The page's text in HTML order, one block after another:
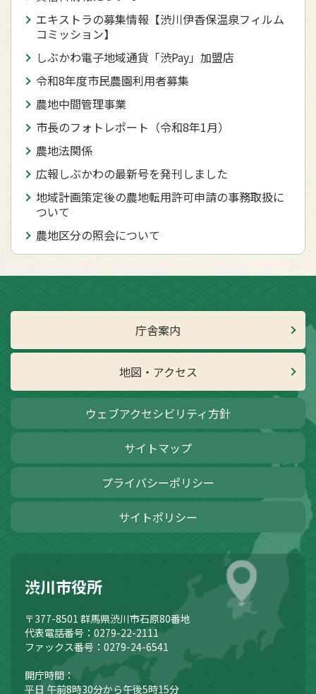
エキストラの募集情報【渋川伊香保温泉フィルム
コミッション】
しぶかわ電子地域通貨「渋Pay」加盟店
令和8年度市民農園利用者募集
農地中間管理事業
市長のフォトレポート（令和8年1月）
農地法関係
広報しぶかわの最新号を発刊しました
地域計画策定後の農地転用許可申請の事務取扱に
ついて
農地区分の照会について
庁舎案内
地図・アクセス
ウェブアクセシビリティ方針
サイトマップ
プライバシーポリシー
サイトポリシー
渋川市役所
〒377-8501 群馬県渋川市石原80番地
代表電話番号：0279-22-2111
ファックス番号：0279-24-6541
開庁時間：
平日 午前8時30分から午後5時15分